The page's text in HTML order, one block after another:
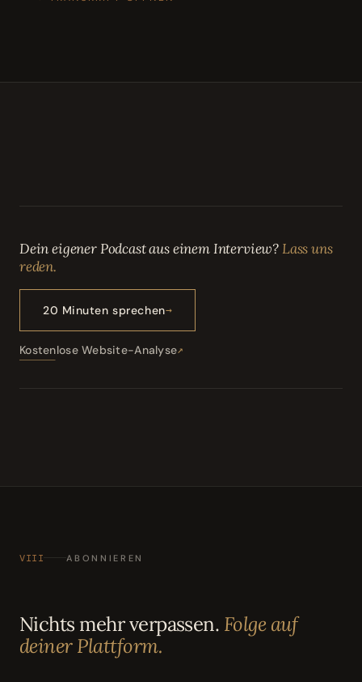
Dein eigener Podcast aus einem Interview?Lass uns
reden.
20 Minuten sprechen
Kostenlose Website-Analyse
VIII ABONNIEREN
Nichts mehr verpassen. Folge auf
deiner Plattform.